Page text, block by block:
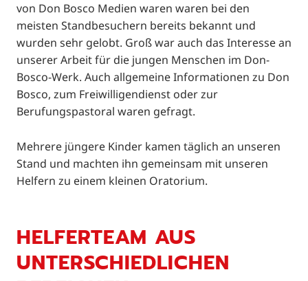
von Don Bosco Medien waren waren bei den
meisten Standbesuchern bereits bekannt und
wurden sehr gelobt. Groß war auch das Interesse an
unserer Arbeit für die jungen Menschen im Don-
Bosco-Werk. Auch allgemeine Informationen zu Don
Bosco, zum Freiwilligendienst oder zur
Berufungspastoral waren gefragt.
Mehrere jüngere Kinder kamen täglich an unseren
Stand und machten ihn gemeinsam mit unseren
Helfern zu einem kleinen Oratorium.
HELFERTEAM AUS
UNTERSCHIEDLICHEN